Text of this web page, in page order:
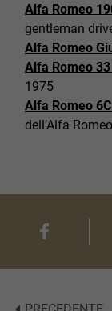
Alfa Romeo
gentleman
Alfa Romeo
Alfa Romeo
1975
Alfa Romeo
dell’Alfa Romeo